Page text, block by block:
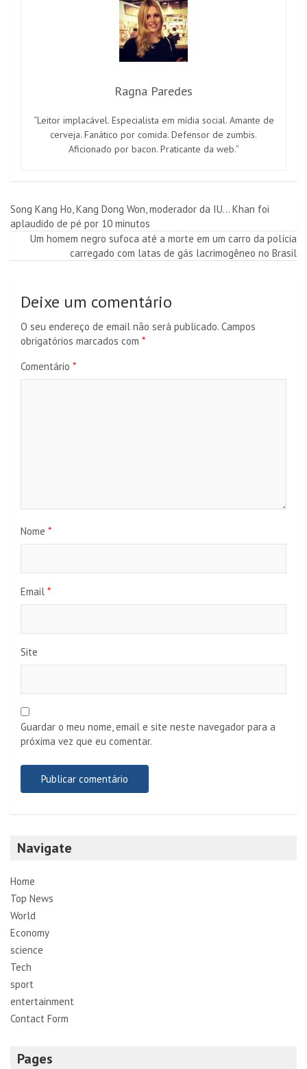
Ragna Paredes
“Leitor implacável. Especialista em mídia social. Amante de
cerveja. Fanático por comida. Defensor de zumbis.
Aficionado por bacon. Praticante da web.”
Navegação
de
artigos
Song Kang Ho, Kang Dong Won, moderador da IU… Khan foi
aplaudido de pé por 10 minutos
Um homem negro sufoca até a morte em um carro da polícia
carregado com latas de gás lacrimogêneo no Brasil
Deixe um comentário
O seu endereço de email não será publicado. Campos
obrigatórios marcados com *
Comentário *
Nome *
Email *
Site
Guardar o meu nome, email e site neste navegador para a
próxima vez que eu comentar.
Navigate
Home
Top News
World
Economy
science
Tech
sport
entertainment
Contact Form
Pages